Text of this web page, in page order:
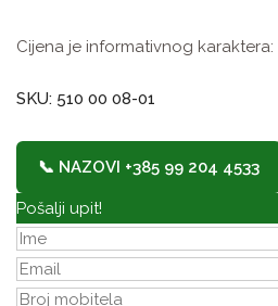
Cijena je informativnog karaktera:
SKU: 510 00 08-01
📞 NAZOVI +385 99 204 4533
Pošalji upit!